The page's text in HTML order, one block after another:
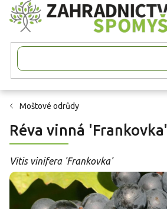
Přejít
na
obsah
Moštové odrůdy
Réva vinná 'Frankovka'
Vitis vinifera 'Frankovka'